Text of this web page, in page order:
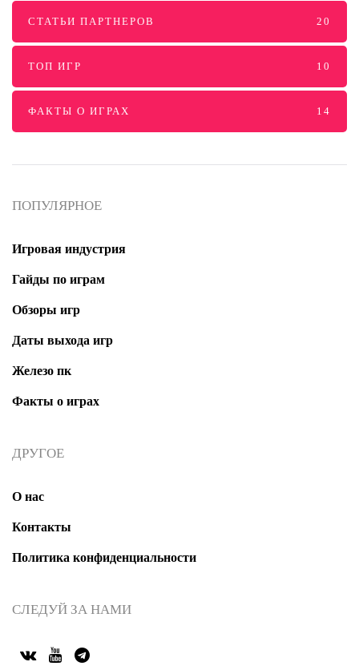
СТАТЬИ ПАРТНЕРОВ 20
ТОП ИГР 10
ФАКТЫ О ИГРАХ 14
ПОПУЛЯРНОЕ
Игровая индустрия
Гайды по играм
Обзоры игр
Даты выхода игр
Железо пк
Факты о играх
ДРУГОЕ
О нас
Контакты
Политика конфиденциальности
СЛЕДУЙ ЗА НАМИ